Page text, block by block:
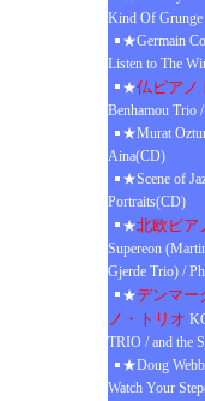
Kind Of Grunge
★Germain
Listen to The
★仏ピアノ
Benhamou Trio
★Murat
Aina(CD)
★Scene of
Portraits(CD)
★北欧ピア
Supereon
Gjerde Trio) /
★デンマー
ノ・トリオ
TRIO / and the
★Doug
Watch Your